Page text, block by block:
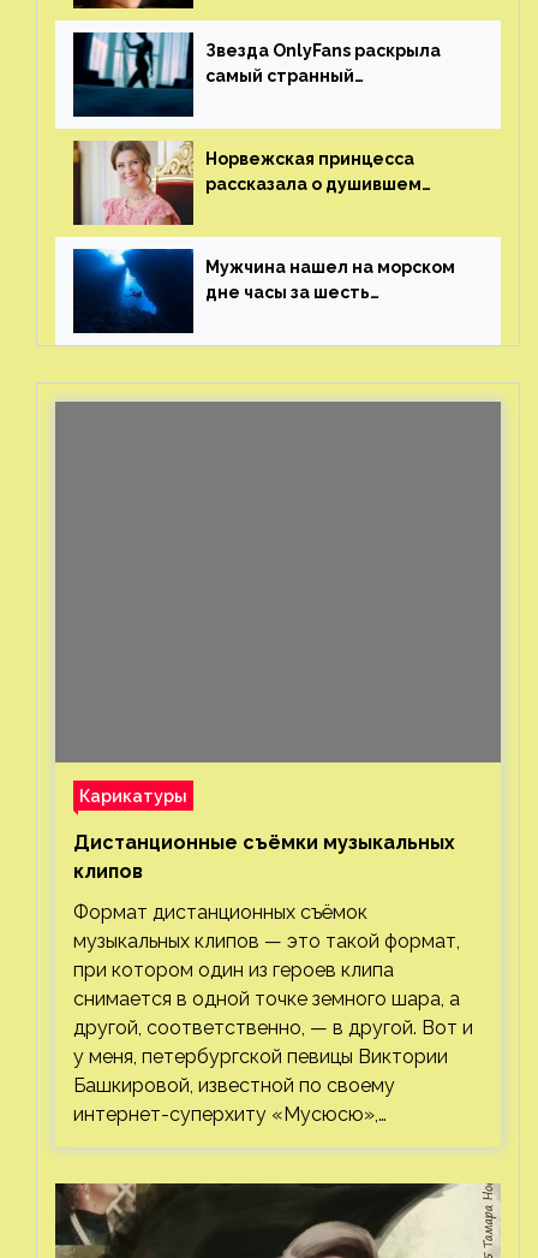
Звезда OnlyFans раскрыла
самый странный
от фаната
Норвежская принцесса
рассказала о душившем
генерала
Мужчина нашел на морском
дне часы за шесть
с помощью пластиковых
Карикатуры
Дистанционные съёмки музыкальных
клипов⁠⁠
Формат дистанционных съёмок
музыкальных клипов — это такой формат,
при котором один из героев клипа
снимается в одной точке земного шара, а
другой, соответственно, — в другой. Вот и
у меня, петербургской певицы Виктории
Башкировой, известной по своему
интернет-суперхиту «Мусюсю»,…